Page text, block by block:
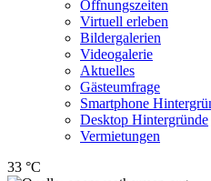
Öffnungszeiten
Virtuell erleben
Bildergalerien
Videogalerie
Aktuelles
Gästeumfrage
Smartphone
Desktop Hintergründe
Vermietungen
33 °C